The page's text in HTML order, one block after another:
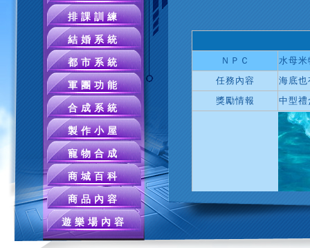
排課訓練
結婚系統
都市系統
軍團功能
合成系統
製作小屋
寵物合成
商城百科
商品內容
遊樂場內容
ＮＰＣ
水母米
任務內容
海底
獎勵情報
中型